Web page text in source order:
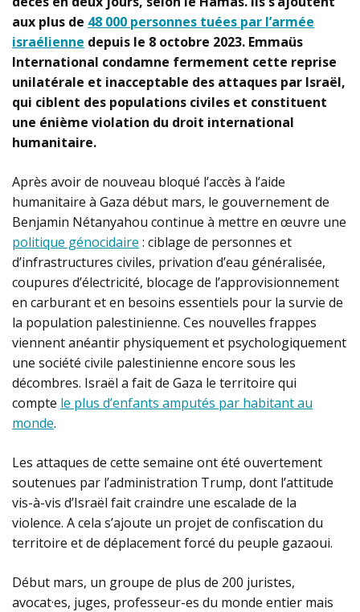
aux plus de 48 000 personnes tuées par l’armée
israélienne depuis le 8 octobre 2023. Emmaüs
International condamne fermement cette reprise
unilatérale et inacceptable des attaques par Israël,
qui ciblent des populations civiles et constituent
une énième violation du droit international
humanitaire.
Après avoir de nouveau bloqué l’accès à l’aide
humanitaire à Gaza début mars, le gouvernement de
Benjamin Nétanyahou continue à mettre en œuvre une
politique génocidaire : ciblage de personnes et
d’infrastructures civiles, privation d’eau généralisée,
coupures d’électricité, blocage de l’approvisionnement
en carburant et en besoins essentiels pour la survie de
la population palestinienne. Ces nouvelles frappes
viennent anéantir physiquement et psychologiquement
une société civile palestinienne encore sous les
décombres. Israël a fait de Gaza le territoire qui
compte le plus d’enfants amputés par habitant au
monde.
Les attaques de cette semaine ont été ouvertement
soutenues par l’administration Trump, dont l’attitude
vis-à-vis d’Israël fait craindre une escalade de la
violence. A cela s’ajoute un projet de confiscation du
territoire et de déplacement forcé du peuple gazaoui.
Début mars, un groupe de plus de 200 juristes,
avocat·es, juges, professeur-es du monde entier mais